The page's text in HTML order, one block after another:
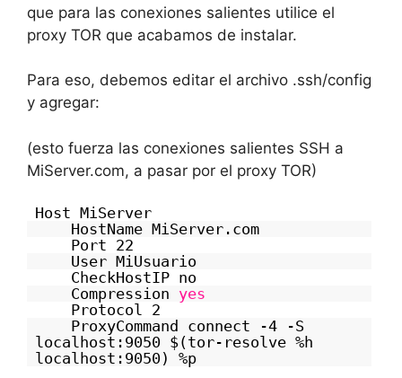
que para las conexiones salientes utilice el
proxy TOR que acabamos de instalar.
Para eso, debemos editar el archivo .ssh/config
y agregar:
(esto fuerza las conexiones salientes SSH a
MiServer.com, a pasar por el proxy TOR)
Host MiServer
HostName MiServer.com
Port 22
User MiUsuario
CheckHostIP no
Compression yes
Protocol 2
ProxyCommand connect -4 -S
localhost:9050 $(tor-resolve %h
localhost:9050) %p